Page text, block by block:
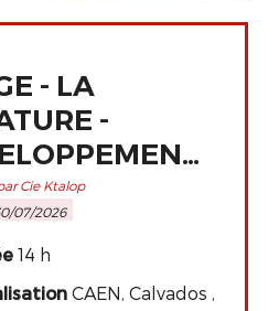
- LA
-
Cie Ktalop
07/2026
14 h
CAEN, Calvados ,